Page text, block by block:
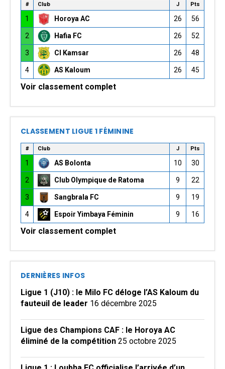
# Club J Pts
1 Horoya AC 26 56
2 Hafia FC 26 52
3 CI Kamsar 26 48
4 AS Kaloum 26 45
Voir classement complet
CLASSEMENT LIGUE 1 FÉMININE
# Club J Pts
1 AS Bolonta 10 30
2 Club Olympique de Ratoma 9 22
3 Sangbrala FC 9 19
4 Espoir Yimbaya Féminin 9 16
Voir classement complet
DERNIÈRES INFOS
Ligue 1 (J10) : le Milo FC déloge l’AS Kaloum du
fauteuil de leader 16 décembre 2025
Ligue des Champions CAF : le Horoya AC
éliminé de la compétition 25 octobre 2025